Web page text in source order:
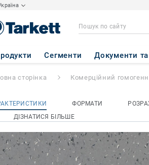
Сегменти Документи
NATURAL -
сторінка Комерційний
ФОРМАТИ
ДІЗНАТИСЯ БІЛЬШЕ